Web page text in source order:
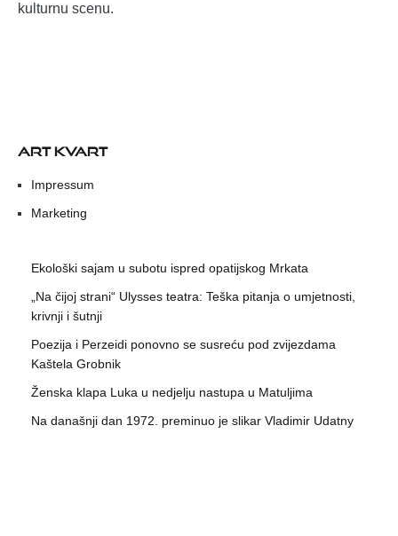
kulturnu scenu.
ART KVART
Impressum
Marketing
Ekološki sajam u subotu ispred opatijskog Mrkata
„Na čijoj strani“ Ulysses teatra: Teška pitanja o umjetnosti,
krivnji i šutnji
Poezija i Perzeidi ponovno se susreću pod zvijezdama
Kaštela Grobnik
Ženska klapa Luka u nedjelju nastupa u Matuljima
Na današnji dan 1972. preminuo je slikar Vladimir Udatny